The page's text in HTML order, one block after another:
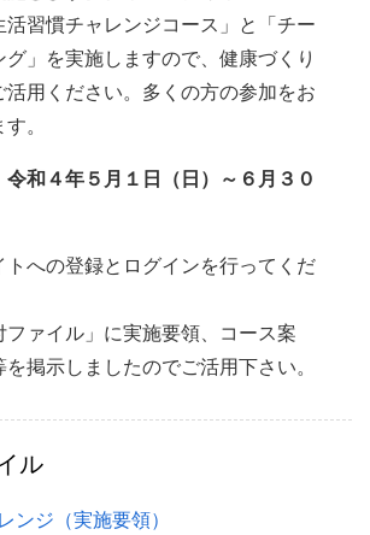
習慣チャレンジコース」と「チー
」を実施しますので、健康づくり
用ください。多くの方の参加をお
。
和４年５月１日（日）～６月３０
トへの登録とログインを行ってくだ
ァイル」に実施要領、コース案
掲示しましたのでご活用下さい。
ル
ンジ（実施要領）